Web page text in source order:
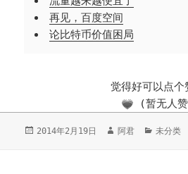
再见，百度空间
论比特币价值困局
觉得好可以点个
(暂无人
发
2014年2月19日
作
阿君
分
未分类